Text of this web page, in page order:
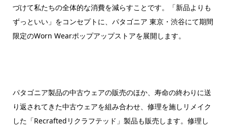
づけて私たちの全体的な消費を減らすことです。「新品よりも
ずっといい」をコンセプトに、パタゴニア 東京・渋谷にて期間
限定のWorn Wearポップアップストアを展開します。
パタゴニア製品の中古ウェアの販売のほか、寿命の終わりに送
り返されてきた中古ウェアを組み合わせ、修理を施しリメイク
した「Recraftedリクラフテッド」製品も販売します。修理し